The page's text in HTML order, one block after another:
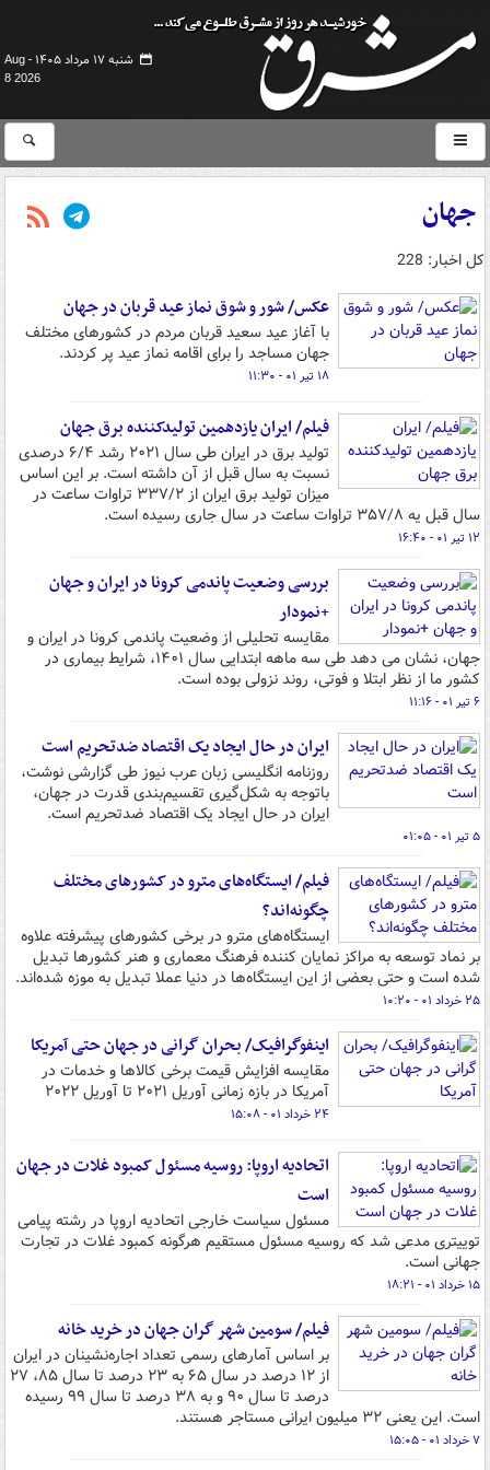
شنبه ۱۷ مرداد ۱۴۰۵ -
Aug
8 2026
جهان
کل اخبار: 228
عکس/ شور و شوق نماز عید قربان در جهان
با آغاز عید سعید قربان مردم در کشورهای مختلف
جهان مساجد را برای اقامه نماز عید پر کردند.
۱۸ تیر ۰۱ - ۱۱:۳۰
فیلم/ ایران یازدهمین تولیدکننده برق جهان
تولید برق در ایران طی سال ۲۰۲۱ رشد ۶/۴ درصدی
نسبت به سال قبل از آن داشته است. بر این اساس
میزان تولید برق ایران از ۳۳۷/۲ تراوات ساعت در
سال قبل یه ۳۵۷/۸ تراوات ساعت در سال جاری رسیده است.
۱۲ تیر ۰۱ - ۱۶:۴۰
بررسی وضعیت پاندمی کرونا در ایران و جهان
+نمودار
مقایسه تحلیلی از وضعیت پاندمی کرونا در ایران و
جهان، نشان می دهد طی سه ماهه ابتدایی سال ۱۴۰۱، شرایط بیماری در
کشور ما از نظر ابتلا و فوتی، روند نزولی بوده است.
۶ تیر ۰۱ - ۱۱:۱۶
ایران در حال ایجاد یک اقتصاد ضدتحریم است
روزنامه انگلیسی زبان عرب نیوز طی گزارشی نوشت،
باتوجه به شکل‌گیری تقسیم‌بندی قدرت در جهان،
ایران در حال ایجاد یک اقتصاد ضدتحریم است.
۵ تیر ۰۱ - ۰۱:۰۵
فیلم/ ایستگاه‌های مترو در کشورهای مختلف
چگونه‌اند؟
ایستگاه‌های مترو در برخی کشورهای پیشرفته علاوه
بر نماد توسعه به مراکز نمایان کننده‌ فرهنگ معماری و هنر کشورها تبدیل
شده است و حتی بعضی از این ایستگاه‌ها در دنیا عملا تبدیل به موزه شده‌اند.
۲۵ خرداد ۰۱ - ۱۰:۲۰
اینفوگرافیک/ بحران گرانی در جهان حتی آمریکا
مقایسه افزایش قیمت برخی کالاها و خدمات در
آمریکا در بازه زمانی آوریل ۲۰۲۱ تا آوریل ۲۰۲۲
۲۴ خرداد ۰۱ - ۱۵:۰۸
اتحادیه اروپا: روسیه مسئول کمبود غلات در جهان
است
مسئول سیاست خارجی اتحادیه اروپا در رشته پیامی
توییتری مدعی شد که روسیه مسئول مستقیم هرگونه کمبود غلات در تجارت
جهانی است.
۱۵ خرداد ۰۱ - ۱۸:۲۱
فیلم/ سومین شهر گران جهان در خرید خانه
بر اساس آمارهای رسمی تعداد اجاره‌نشینان در ایران
از ۱۲ درصد در سال ۶۵ به ۲۳ درصد تا سال ۸۵، ۲۷
درصد تا سال ۹۰ و به ۳۸ درصد تا سال ۹۹ رسیده
است. این یعنی ۳۲ میلیون ایرانی مستاجر هستند.
۷ خرداد ۰۱ - ۱۵:۰۵